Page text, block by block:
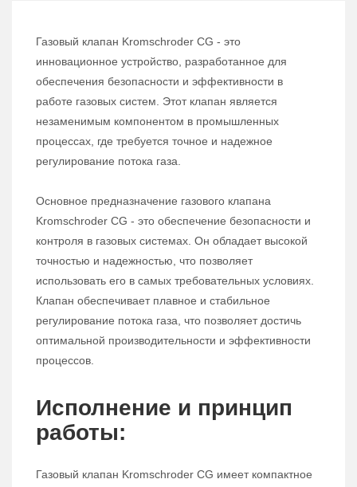
Газовый клапан Kromschroder CG - это
инновационное устройство, разработанное для
обеспечения безопасности и эффективности в
работе газовых систем. Этот клапан является
незаменимым компонентом в промышленных
процессах, где требуется точное и надежное
регулирование потока газа.
Основное предназначение газового клапана
Kromschroder CG - это обеспечение безопасности и
контроля в газовых системах. Он обладает высокой
точностью и надежностью, что позволяет
использовать его в самых требовательных условиях.
Клапан обеспечивает плавное и стабильное
регулирование потока газа, что позволяет достичь
оптимальной производительности и эффективности
процессов.
Исполнение и принцип
работы:
Газовый клапан Kromschroder CG имеет компактное